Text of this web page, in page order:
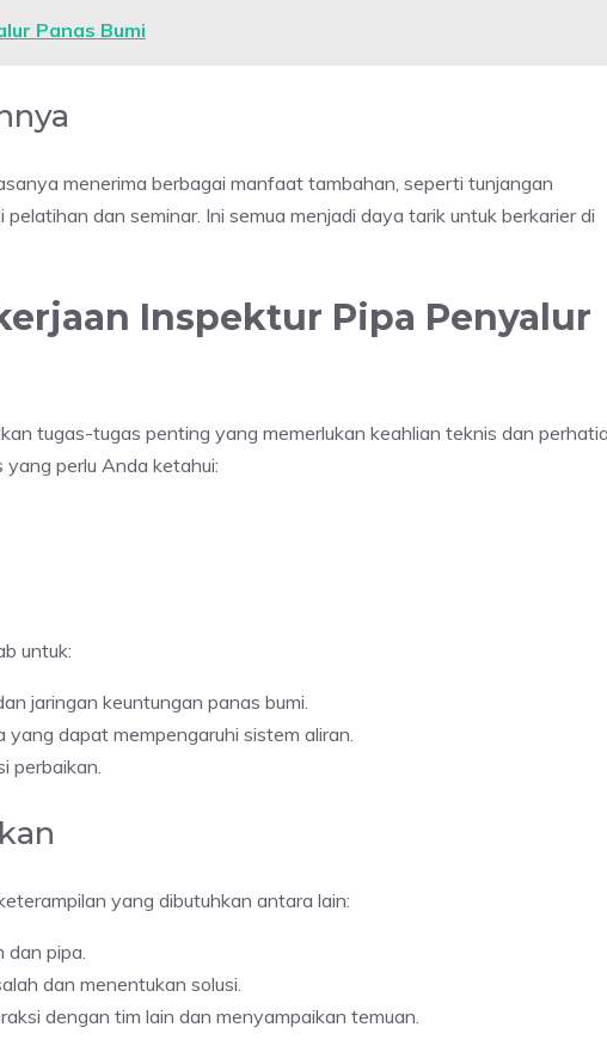
Panas Bumi
menerima berbagai manfaat tambahan, seperti tunjangan
dan seminar. Ini semua menjadi daya tarik untuk berkarier di
Inspektur Pipa Penyalur
tugas-tugas penting yang memerlukan keahlian teknis dan
perlu Anda ketahui:
untuk:
jaringan keuntungan panas bumi.
dapat mempengaruhi sistem aliran.
perbaikan.
yang dibutuhkan antara lain:
pipa.
dan menentukan solusi.
dengan tim lain dan menyampaikan temuan.